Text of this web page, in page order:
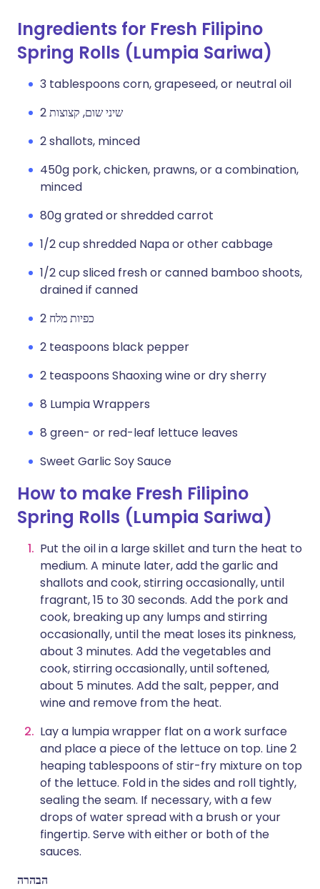
Ingredients for Fresh Filipino
Spring Rolls (Lumpia Sariwa)
3 tablespoons corn, grapeseed, or neutral oil
2 שיני שום, קצוצות
2 shallots, minced
450g pork, chicken, prawns, or a combination,
minced
80g grated or shredded carrot
1/2 cup shredded Napa or other cabbage
1/2 cup sliced fresh or canned bamboo shoots,
drained if canned
2 כפיות מלח
2 teaspoons black pepper
2 teaspoons Shaoxing wine or dry sherry
8 Lumpia Wrappers
8 green- or red-leaf lettuce leaves
Sweet Garlic Soy Sauce
How to make Fresh Filipino
Spring Rolls (Lumpia Sariwa)
Put the oil in a large skillet and turn the heat to
medium. A minute later, add the garlic and
shallots and cook, stirring occasionally, until
fragrant, 15 to 30 seconds. Add the pork and
cook, breaking up any lumps and stirring
occasionally, until the meat loses its pinkness,
about 3 minutes. Add the vegetables and
cook, stirring occasionally, until softened,
about 5 minutes. Add the salt, pepper, and
wine and remove from the heat.
Lay a lumpia wrapper flat on a work surface
and place a piece of the lettuce on top. Line 2
heaping tablespoons of stir-fry mixture on top
of the lettuce. Fold in the sides and roll tightly,
sealing the seam. If necessary, with a few
drops of water spread with a brush or your
fingertip. Serve with either or both of the
sauces.
הבהרה